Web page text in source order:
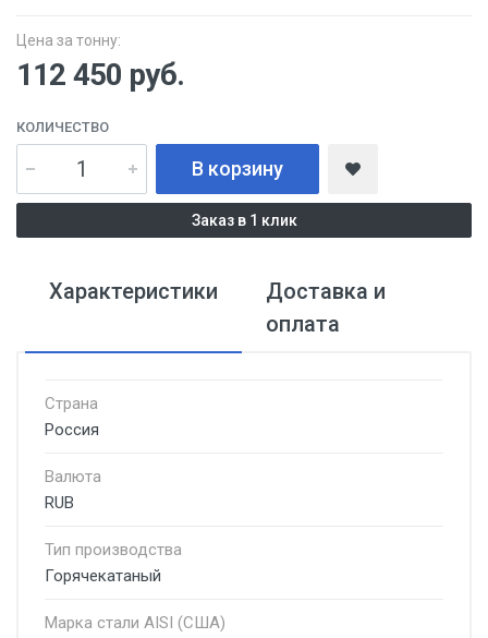
Цена за тонну:
112 450 руб.
КОЛИЧЕСТВО
В корзину
Заказ в 1 клик
Характеристики
Доставка и
оплата
Страна
Россия
Валюта
RUB
Тип производства
Горячекатаный
Марка стали AISI (США)